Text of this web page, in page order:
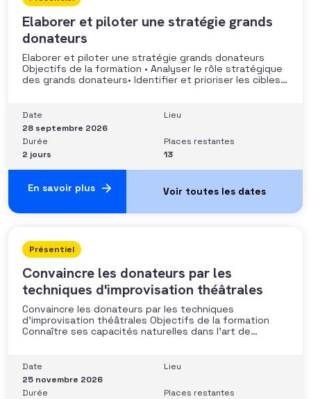
Elaborer et piloter une stratégie grands
donateurs
Elaborer et piloter une stratégie grands donateurs
Objectifs de la formation • Analyser le rôle stratégique
des grands donateurs• Identifier et prioriser les cibles à
parties prenantes• Construire un argumentaire
personnalisé et piloter le parcours
Date
28 septembre 2026
Lieu
Durée
2 jours
Places restantes
13
En savoir plus
Présentiel
Convaincre les donateurs par les
techniques d'improvisation théâtrales
Convaincre les donateurs par les techniques
d’improvisation théâtrales Objectifs de la formation
Connaître ses capacités naturelles dans l’art de
conviction et sur quoi elle se fonde (mots, attitude, …),
quelle est sa situation de
Date
25 novembre 2026
Lieu
Durée
Places restantes